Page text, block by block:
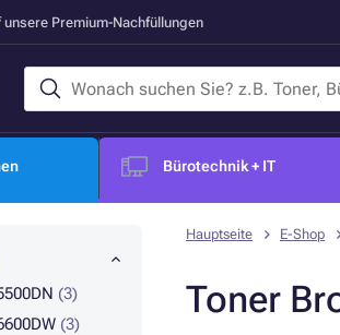
unsere Premium-Nachfüllungen
Bürotechnik + IT
(3)
(3)
Hauptseite E-Shop
Toner